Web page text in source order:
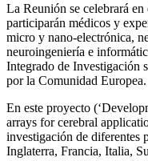
La Reunión se celebrará
participarán médicos y
micro y nano-electrónica,
neuroingeniería e
Integrado de Investigación
por la Comunidad Europea.
En este proyecto
arrays for cerebral
investigación de diferentes
Inglaterra, Francia, Italia,